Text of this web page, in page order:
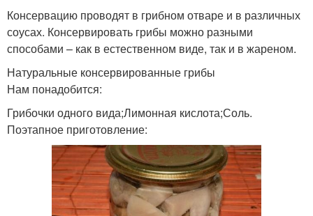
Консервацию проводят в грибном отваре и в различных
соусах. Консервировать грибы можно разными
способами – как в естественном виде, так и в жареном.
Натуральные консервированные грибы
Нам понадобится:
Грибочки одного вида;Лимонная кислота;Соль.
Поэтапное приготовление: